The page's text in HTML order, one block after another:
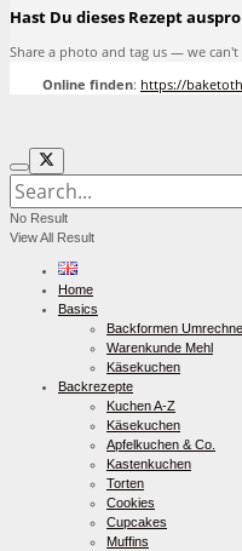
Hast Du dieses Rezept
Share a photo and tag us — we
Online finden: https://
No Result
View All Result
Home
Basics
Backformen
Warenkunde Mehl
Käsekuchen
Backrezepte
Kuchen A-Z
Käsekuchen
Apfelkuchen & Co.
Kastenkuchen
Torten
Cookies
Cupcakes
Muffins